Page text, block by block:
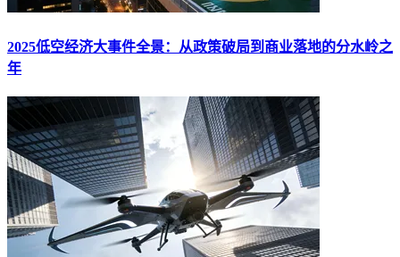
2025低空经济大事件全景：从政策破局到商业落地的分水岭之
年